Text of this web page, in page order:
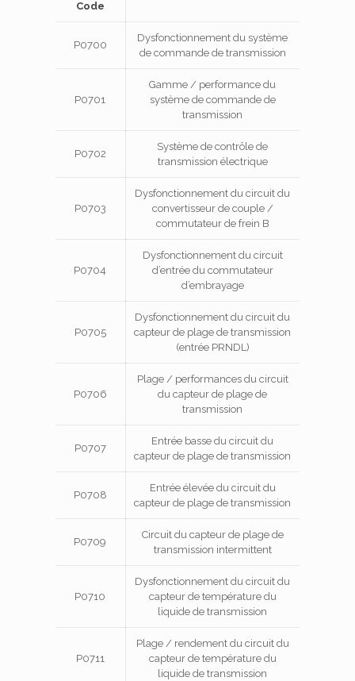
Code
P0700
Dysfonctionnement du système
de commande de transmission
P0701
Gamme / performance du
système de commande de
transmission
P0702
Système de contrôle de
transmission électrique
P0703
Dysfonctionnement du circuit du
convertisseur de couple /
commutateur de frein B
P0704
Dysfonctionnement du circuit
d’entrée du commutateur
d’embrayage
P0705
Dysfonctionnement du circuit du
capteur de plage de transmission
(entrée PRNDL)
P0706
Plage / performances du circuit
du capteur de plage de
transmission
P0707
Entrée basse du circuit du
capteur de plage de transmission
P0708
Entrée élevée du circuit du
capteur de plage de transmission
P0709
Circuit du capteur de plage de
transmission intermittent
P0710
Dysfonctionnement du circuit du
capteur de température du
liquide de transmission
P0711
Plage / rendement du circuit du
capteur de température du
liquide de transmission